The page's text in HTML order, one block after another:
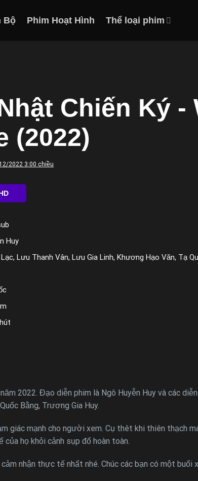
Bộ Phim Hoạt Hình Thể loại phim
Chiến Ký -
(2022)
2022 3:00 chiều
Huy
Lưu Thanh Vân, Lưu Gia Linh, Khương Hạo Văn, Tạ
2022. Đạo diễn phim là Ngô Huyễn Huy và các
Bằng, Trương Gia Huy.
giác mạnh cho người xem. Cụ thêt khi thiên thạch
họ khỏi cảnh sụp đổ hoàn toàn.
nhận thực tế nhất nhé. Chúc các bạn có một